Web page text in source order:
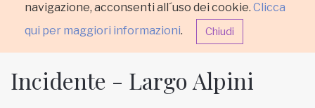
navigazione, acconsenti all´uso dei cookie. Clicca
qui per maggiori informazioni. Chiudi
Incidente - Largo Alpini